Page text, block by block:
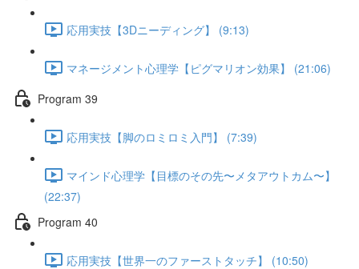
応用実技【3Dニーディング】 (9:13)
マネージメント心理学【ピグマリオン効果】 (21:06)
Program 39
応用実技【脚のロミロミ入門】 (7:39)
マインド心理学【目標のその先〜メタアウトカム〜】
(22:37)
Program 40
応用実技【世界一のファーストタッチ】 (10:50)